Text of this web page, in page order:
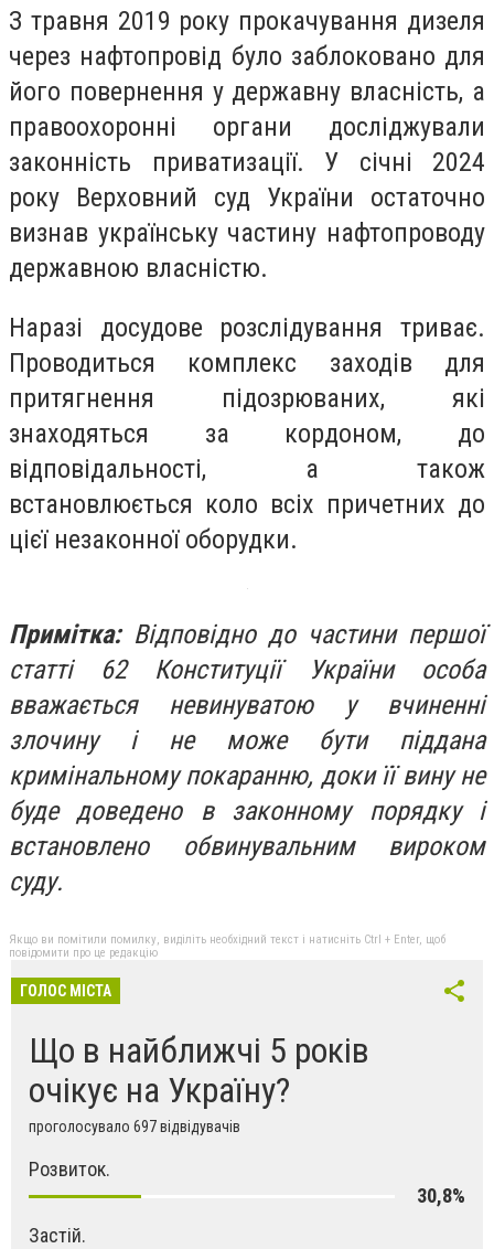
З травня 2019 року прокачування дизеля
через нафтопровід було заблоковано для
його повернення у державну власність, а
правоохоронні органи досліджували
законність приватизації. У січні 2024
року Верховний суд України остаточно
визнав українську частину нафтопроводу
державною власністю.
Наразі досудове розслідування триває.
Проводиться комплекс заходів для
притягнення підозрюваних, які
знаходяться за кордоном, до
відповідальності, а також
встановлюється коло всіх причетних до
цієї незаконної оборудки.
Примітка:Відповідно до частини першої
статті 62 Конституції України особа
вважається невинуватою у вчиненні
злочину і не може бути піддана
кримінальному покаранню, доки її вину не
буде доведено в законному порядку і
встановлено обвинувальним вироком
суду.
Якщо ви помітили помилку, виділіть необхідний текст і натисніть Ctrl + Enter, щоб
повідомити про це редакцію
ГОЛОС МІСТА
Що в найближчі 5 років
очікує на Україну?
проголосувало 697 відвідувачів
Розвиток.
30,8%
Застій.